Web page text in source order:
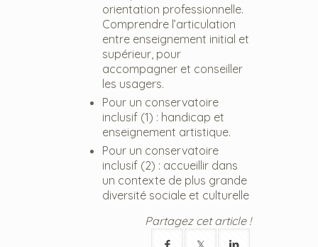
orientation professionnelle.
Comprendre l’articulation
entre enseignement initial et
supérieur, pour
accompagner et conseiller
les usagers.
Pour un conservatoire
inclusif (1) : handicap et
enseignement artistique.
Pour un conservatoire
inclusif (2) : accueillir dans
un contexte de plus grande
diversité sociale et culturelle
Partagez cet article !